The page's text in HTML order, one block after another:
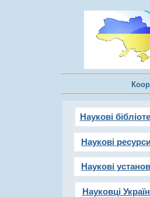
Наукові
Наукові
Наукові
Науковці